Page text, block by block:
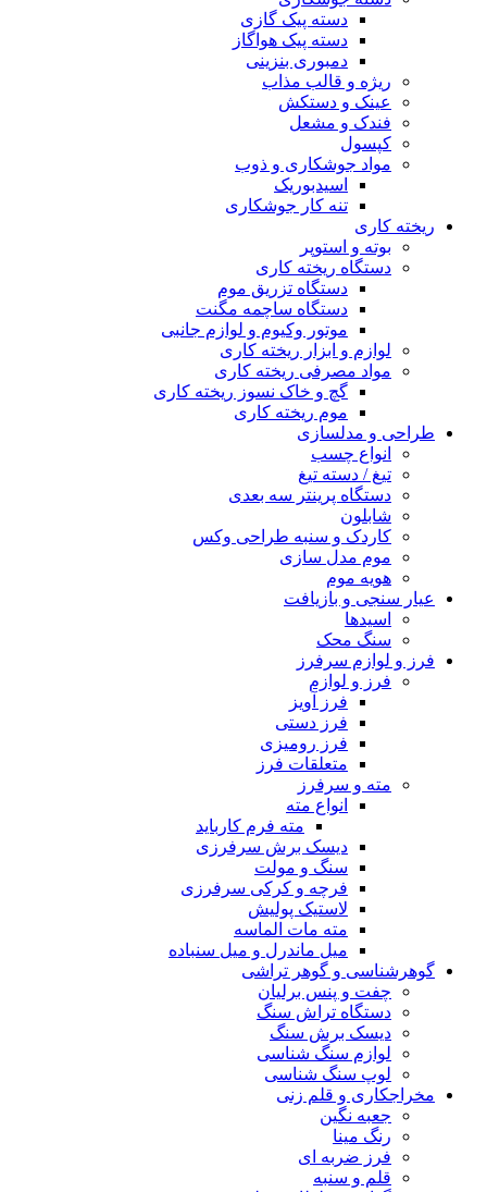
دسته پیک گازی
دسته پیک هواگاز
دمبوری بنزینی
ریژه و قالب مذاب
عینک و دستکش
فندک و مشعل
کپسول
مواد جوشکاری و ذوب
اسیدبوریک
تنه کار جوشکاری
ریخته کاری
بوته و استوپر
دستگاه ریخته کاری
دستگاه تزریق موم
دستگاه ساچمه مگنت
موتور وکیوم و لوازم جانبی
لوازم و ابزار ریخته کاری
مواد مصرفی ریخته کاری
گچ و خاک نسوز ریخته کاری
موم ریخته کاری
طراحی و مدلسازی
انواع چسب
تیغ / دسته تیغ
دستگاه پرینتر سه بعدی
شابلون
کاردک و سنبه طراحی وکس
موم مدل سازی
هویه موم
عیار سنجی و بازیافت
اسیدها
سنگ محک
فرز و لوازم سرفرز
فرز و لوازم
فرز آویز
فرز دستی
فرز رومیزی
متعلقات فرز
مته و سرفرز
انواع مته
مته فرم کارباید
دیسک برش سرفرزی
سنگ و مولت
فرچه و کرکی سرفرزی
لاستیک پولیش
مته مات الماسه
میل ماندرل و میل سنباده
گوهرشناسی و گوهر تراشی
چفت و پنس برلیان
دستگاه تراش سنگ
دیسک برش سنگ
لوازم سنگ شناسی
لوپ سنگ شناسی
مخراجکاری و قلم زنی
جعبه نگین
رنگ مینا
فرز ضربه ای
قلم و سنبه